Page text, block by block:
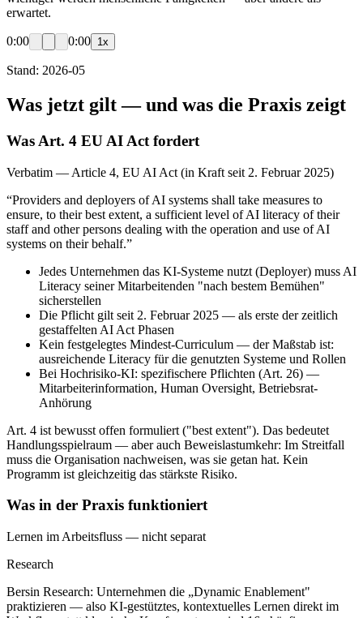
erwartet.
0:00 0:00 1x
Stand: 2026-05
Was jetzt gilt — und was die Praxis zeigt
Was Art. 4 EU AI Act fordert
Verbatim — Article 4, EU AI Act (in Kraft seit 2. Februar 2025)
“Providers and deployers of AI systems shall take measures to
ensure, to their best extent, a sufficient level of AI literacy of their
staff and other persons dealing with the operation and use of AI
systems on their behalf.”
Jedes Unternehmen das KI-Systeme nutzt (Deployer) muss AI
Literacy seiner Mitarbeitenden "nach bestem Bemühen"
sicherstellen
Die Pflicht gilt seit 2. Februar 2025 — als erste der zeitlich
gestaffelten AI Act Phasen
Kein festgelegtes Mindest-Curriculum — der Maßstab ist:
ausreichende Literacy für die genutzten Systeme und Rollen
Bei Hochrisiko-KI: spezifischere Pflichten (Art. 26) —
Mitarbeiterinformation, Human Oversight, Betriebsrat-
Anhörung
Art. 4 ist bewusst offen formuliert ("best extent"). Das bedeutet
Handlungsspielraum — aber auch Beweislastumkehr: Im Streitfall
muss die Organisation nachweisen, was sie getan hat. Kein
Programm ist gleichzeitig das stärkste Risiko.
Was in der Praxis funktioniert
Lernen im Arbeitsfluss — nicht separat
Research
Bersin Research: Unternehmen die „Dynamic Enablement"
praktizieren — also KI-gestütztes, kontextuelles Lernen direkt im